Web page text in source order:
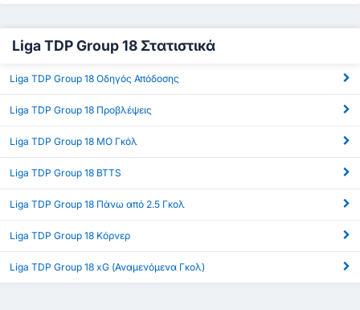
Liga TDP Group 18 Στατιστικά
Liga TDP Group 18 Οδηγός Απόδοσης
Liga TDP Group 18 Προβλέψεις
Liga TDP Group 18 ΜΟ Γκόλ
Liga TDP Group 18 BTTS
Liga TDP Group 18 Πάνω από 2.5 Γκολ
Liga TDP Group 18 Κόρνερ
Liga TDP Group 18 xG (Αναμενόμενα Γκολ)